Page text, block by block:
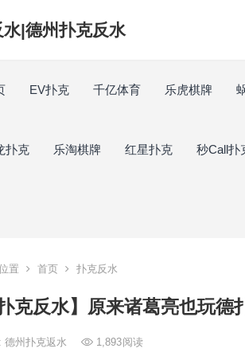
|德州扑克反水
EV扑克 千亿体育 乐虎棋牌
扑克 乐淘棋牌 红星扑克 秒Call扑
置 首页 扑克反水
扑克反水】原来诸葛亮也玩
德州扑克返水 1,893阅读